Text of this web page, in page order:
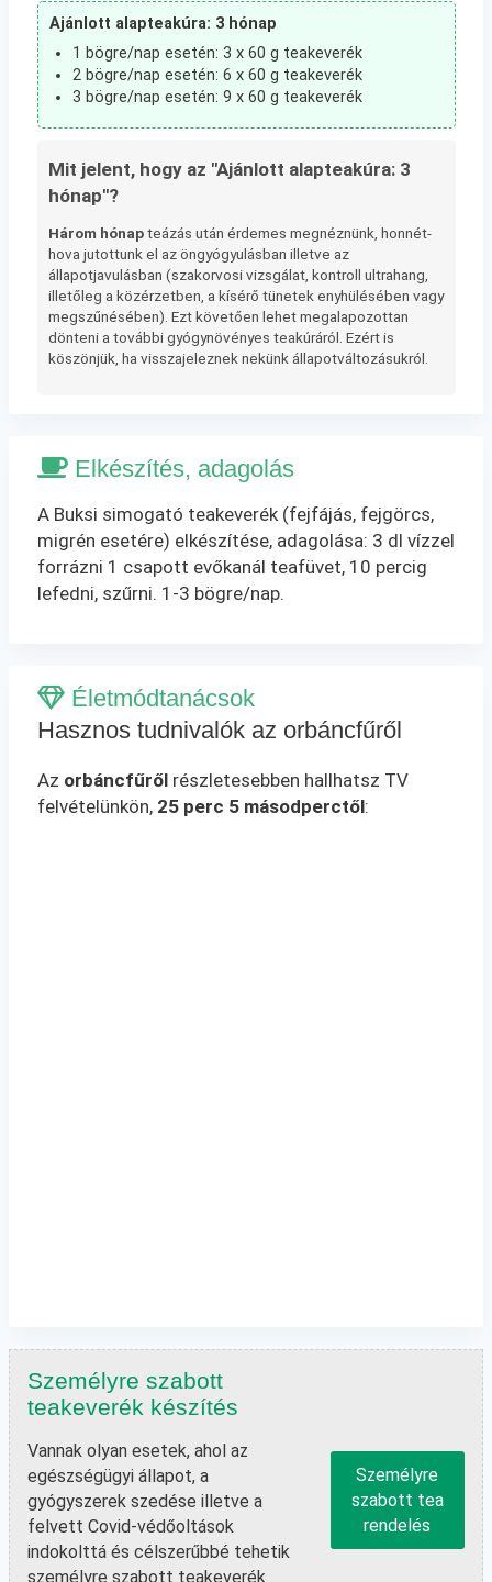
Ajánlott alapteakúra: 3 hónap
1 bögre/nap esetén: 3 x 60 g teakeverék
2 bögre/nap esetén: 6 x 60 g teakeverék
3 bögre/nap esetén: 9 x 60 g teakeverék
Mit jelent, hogy az "Ajánlott alapteakúra: 3
hónap"?
Három hónapteázás után érdemes megnéznünk, honnét-
hova jutottunk el az öngyógyulásban illetve az
állapotjavulásban (szakorvosi vizsgálat, kontroll ultrahang,
illetőleg a közérzetben, a kísérő tünetek enyhülésében vagy
megszűnésében). Ezt követően lehet megalapozottan
dönteni a további gyógynövényes teakúráról. Ezért is
köszönjük, ha visszajeleznek nekünk állapotváltozásukról.
Elkészítés, adagolás
A Buksi simogató teakeverék (fejfájás, fejgörcs,
migrén esetére) elkészítése, adagolása: 3 dl vízzel
forrázni 1 csapott evőkanál teafüvet, 10 percig
lefedni, szűrni. 1-3 bögre/nap.
Életmódtanácsok
Hasznos tudnivalók az orbáncfűről
Az orbáncfűrőlrészletesebben hallhatsz TV
felvételünkön, 25 perc 5 másodperctől:
Személyre szabott
teakeverék készítés
Vannak olyan esetek, ahol az
egészségügyi állapot, a
gyógyszerek szedése illetve a
felvett Covid-védőoltások
indokolttá és célszerűbbé tehetik
személyre szabott teakeverék
Személyre
szabott tea
rendelés